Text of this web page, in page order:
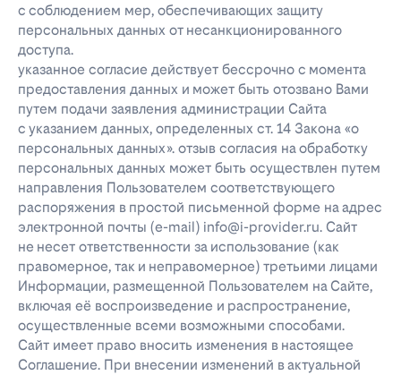
с соблюдением мер, обеспечивающих защиту
персональных данных от несанкционированного
доступа.
указанное согласие действует бессрочно с момента
предоставления данных и может быть отозвано Вами
путем подачи заявления администрации Сайта
с указанием данных, определенных ст. 14 Закона «о
персональных данных». отзыв согласия на обработку
персональных данных может быть осуществлен путем
направления Пользователем соответствующего
распоряжения в простой письменной форме на адрес
электронной почты (e-mail) info@i-provider.ru. Сайт
не несет ответственности за использование (как
правомерное, так и неправомерное) третьими лицами
Информации, размещенной Пользователем на Сайте,
включая её воспроизведение и распространение,
осуществленные всеми возможными способами.
Сайт имеет право вносить изменения в настоящее
Соглашение. При внесении изменений в актуальной